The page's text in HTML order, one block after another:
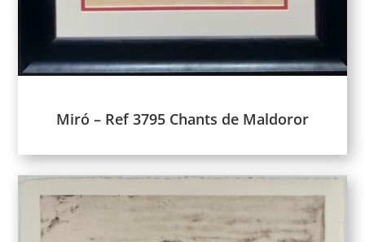
Miró – Ref 3795 Chants de Maldoror